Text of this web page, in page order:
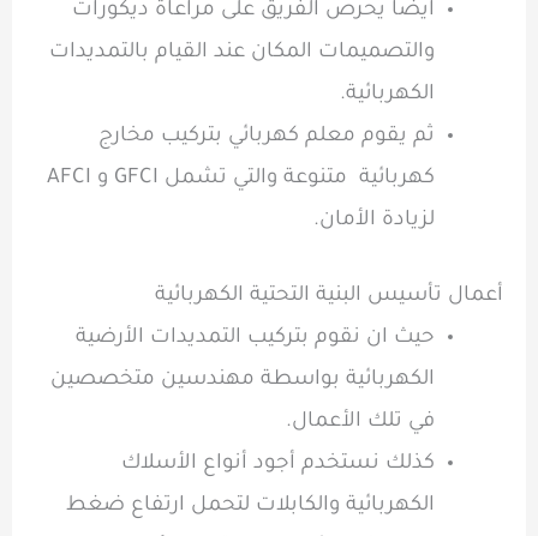
ايضاً يحرص الفريق على مراعاة ديكورات
والتصميمات المكان عند القيام بالتمديدات
الكهربائية.
ثم يقوم معلم كهربائي بتركيب مخارج
كهربائية متنوعة والتي تشمل GFCI و AFCI
لزيادة الأمان.
أعمال تأسيس البنية التحتية الكهربائية
حيث ان نقوم بتركيب التمديدات الأرضية
الكهربائية بواسطة مهندسين متخصصين
في تلك الأعمال.
كذلك نستخدم أجود أنواع الأسلاك
الكهربائية والكابلات لتحمل ارتفاع ضغط